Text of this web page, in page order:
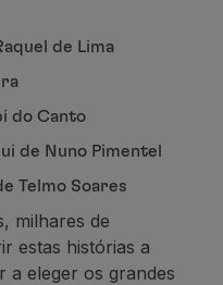
de Lima
do Canto
de Nuno Pimentel
Telmo Soares
milhares de
estas histórias a
a eleger os grandes